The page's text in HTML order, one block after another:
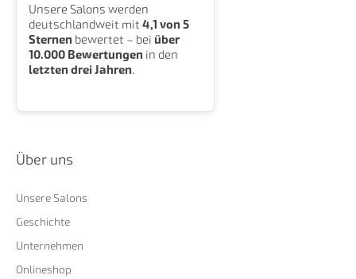
Unsere Salons werden
deutschlandweit mit 4,1 von 5
Sternen bewertet – bei über
10.000 Bewertungen in den
letzten drei Jahren.
Über uns
Unsere Salons
Geschichte
Unternehmen
Onlineshop